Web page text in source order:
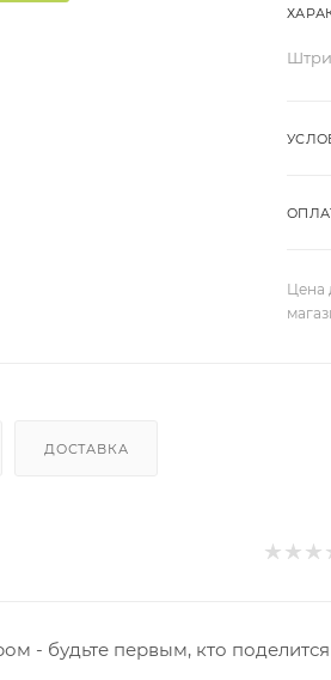
Цена
ДОСТАВКА
- будьте первым, кто